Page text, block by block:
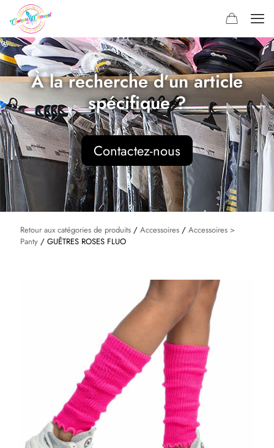
À la recherche d’un article
spécifique ?
Contactez-nous
Retour aux catégories de produits / Accessoires / Accessoires >
Panty / GUÊTRES ROSES FLUO